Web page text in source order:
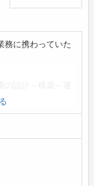
務に携わっていた
、Cisco
盤(VMware)等を